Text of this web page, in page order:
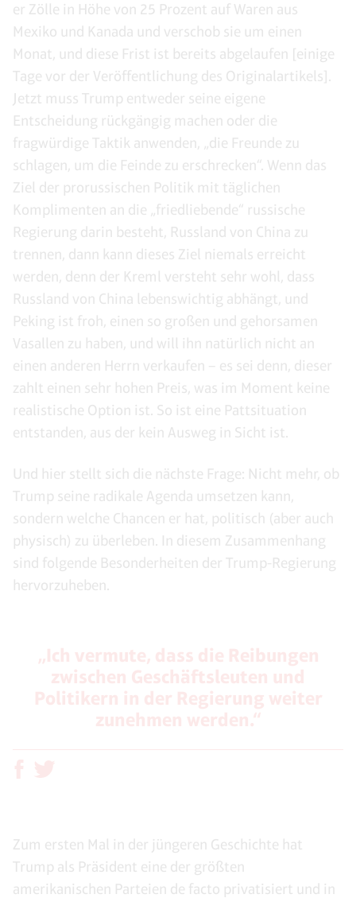
er Zölle in Höhe von 25 Prozent auf Waren aus
Mexiko und Kanada und verschob sie um einen
Monat, und diese Frist ist bereits abgelaufen [einige
Tage vor der Veröffentlichung des Originalartikels].
Jetzt muss Trump entweder seine eigene
Entscheidung rückgängig machen oder die
fragwürdige Taktik anwenden, „die Freunde zu
schlagen, um die Feinde zu erschrecken“. Wenn das
Ziel der prorussischen Politik mit täglichen
Komplimenten an die „friedliebende“ russische
Regierung darin besteht, Russland von China zu
trennen, dann kann dieses Ziel niemals erreicht
werden, denn der Kreml versteht sehr wohl, dass
Russland von China lebenswichtig abhängt, und
Peking ist froh, einen so großen und gehorsamen
Vasallen zu haben, und will ihn natürlich nicht an
einen anderen Herrn verkaufen – es sei denn, dieser
zahlt einen sehr hohen Preis, was im Moment keine
realistische Option ist. So ist eine Pattsituation
entstanden, aus der kein Ausweg in Sicht ist.
Und hier stellt sich die nächste Frage: Nicht mehr, ob
Trump seine radikale Agenda umsetzen kann,
sondern welche Chancen er hat, politisch (aber auch
physisch) zu überleben. In diesem Zusammenhang
sind folgende Besonderheiten der Trump-Regierung
hervorzuheben.
Zum ersten Mal in der jüngeren Geschichte hat
Trump als Präsident eine der größten
amerikanischen Parteien de facto privatisiert und in